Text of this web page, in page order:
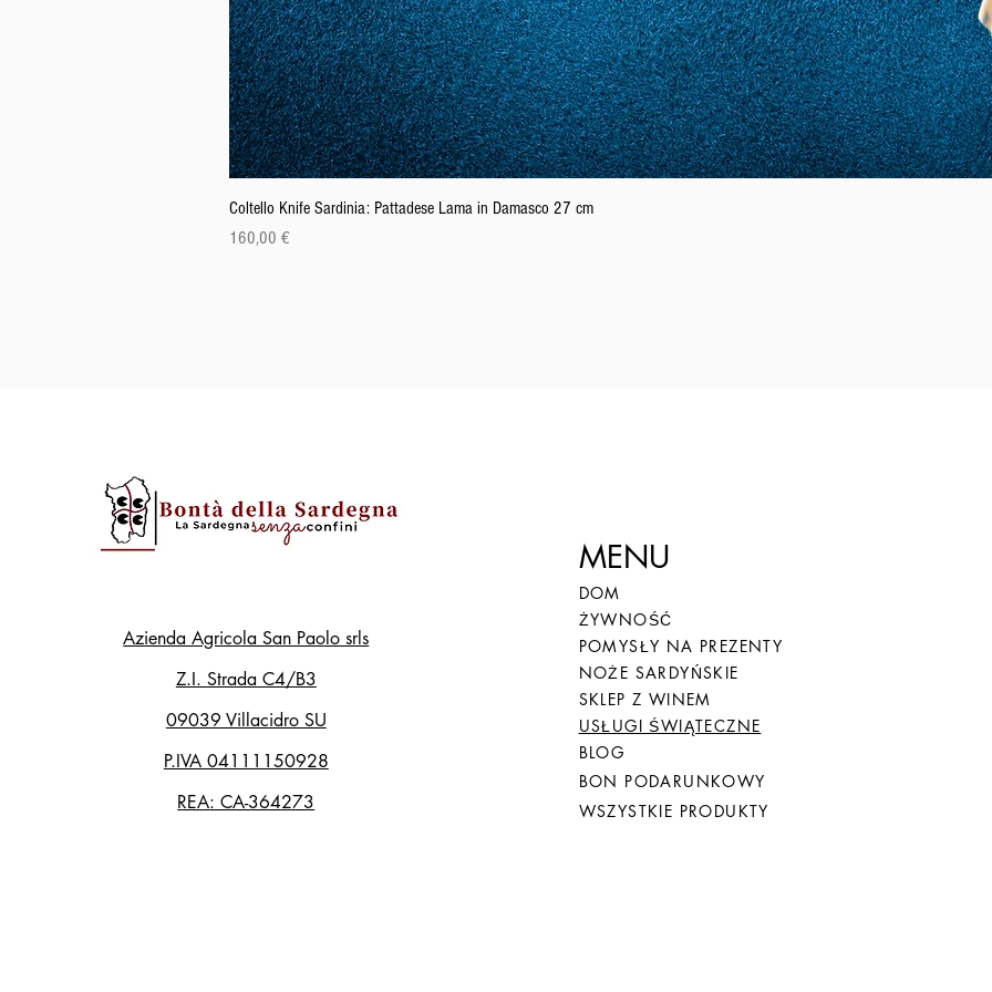
Coltello Knife Sardinia: Pattadese Lama in Damasco 27 cm
Cena
160,00 €
Azienda Agricola San Paolo srls
Z.I. Strada C4/B3
09039 Villacidro SU
P.IVA 04111150928
REA: CA-364273
MENU
DOM
ŻYWNOŚĆ
POMYSŁY NA PREZENTY
NOŻE SARDYŃSKIE
SKLEP Z WINEM
USŁUGI ŚWIĄTECZNE
BLOG
BON PODARUNKOWY
WSZYSTKIE PRODUKTY